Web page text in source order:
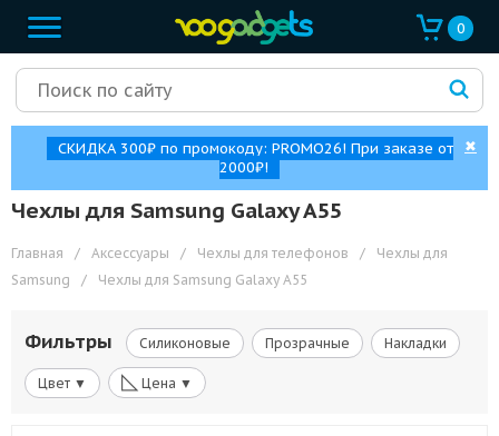
0
СКИДКА 300₽ по промокоду: PROMO26! При заказе от
2000₽!
✖
Чехлы для Samsung Galaxy A55
Главная / Аксессуары / Чехлы для телефонов /
Чехлы для
Samsung
/ Чехлы для Samsung Galaxy A55
Фильтры Силиконовые Прозрачные Накладки
Цвет ▼ ◺ Цена ▼